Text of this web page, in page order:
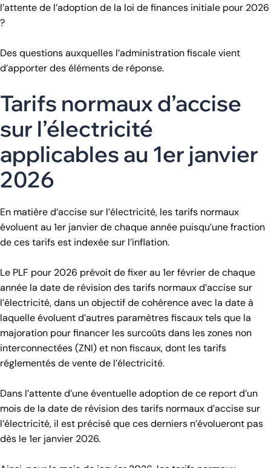
l’attente de l’adoption de la loi de finances initiale pour 2026
?
Des questions auxquelles l’administration fiscale vient
d’apporter des éléments de réponse.
Tarifs normaux d’accise
sur l’électricité
applicables au 1er janvier
2026
En matière d’accise sur l’électricité, les tarifs normaux
évoluent au 1er janvier de chaque année puisqu’une fraction
de ces tarifs est indexée sur l’inflation.
Le PLF pour 2026 prévoit de fixer au 1er février de chaque
année la date de révision des tarifs normaux d’accise sur
l’électricité, dans un objectif de cohérence avec la date à
laquelle évoluent d’autres paramètres fiscaux tels que la
majoration pour financer les surcoûts dans les zones non
interconnectées (ZNI) et non fiscaux, dont les tarifs
réglementés de vente de l’électricité.
Dans l’attente d’une éventuelle adoption de ce report d’un
mois de la date de révision des tarifs normaux d’accise sur
l’électricité, il est précisé que ces derniers n’évolueront pas
dès le 1er janvier 2026.